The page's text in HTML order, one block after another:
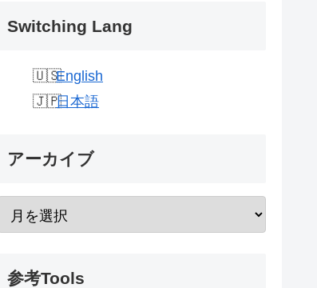
Switching Lang
English
日本語
アーカイブ
参考Tools